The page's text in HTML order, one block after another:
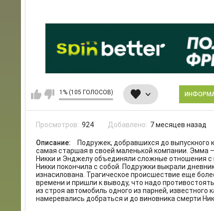
1% (105 ГОЛОСОВ)
Просмотров: 924 Добавлено: 7 месяцев назад
Описание:
Подружек, добравшихся до выпускного
самая старшая в своей маленькой компании. Эмма
Никки и Энджелу объединяли сложные отношения
Никки покончила с собой. Подружки выкрали
изнасилована. Трагическое происшествие еще
времени и пришли к выводу, что надо
из строя автомобиль одного из парней,
намеревались добраться и до виновника смерти